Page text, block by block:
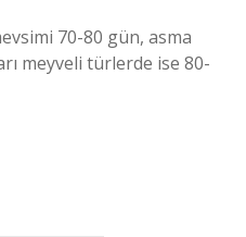
70-80 gün, asma
meyveli türlerde ise 80-